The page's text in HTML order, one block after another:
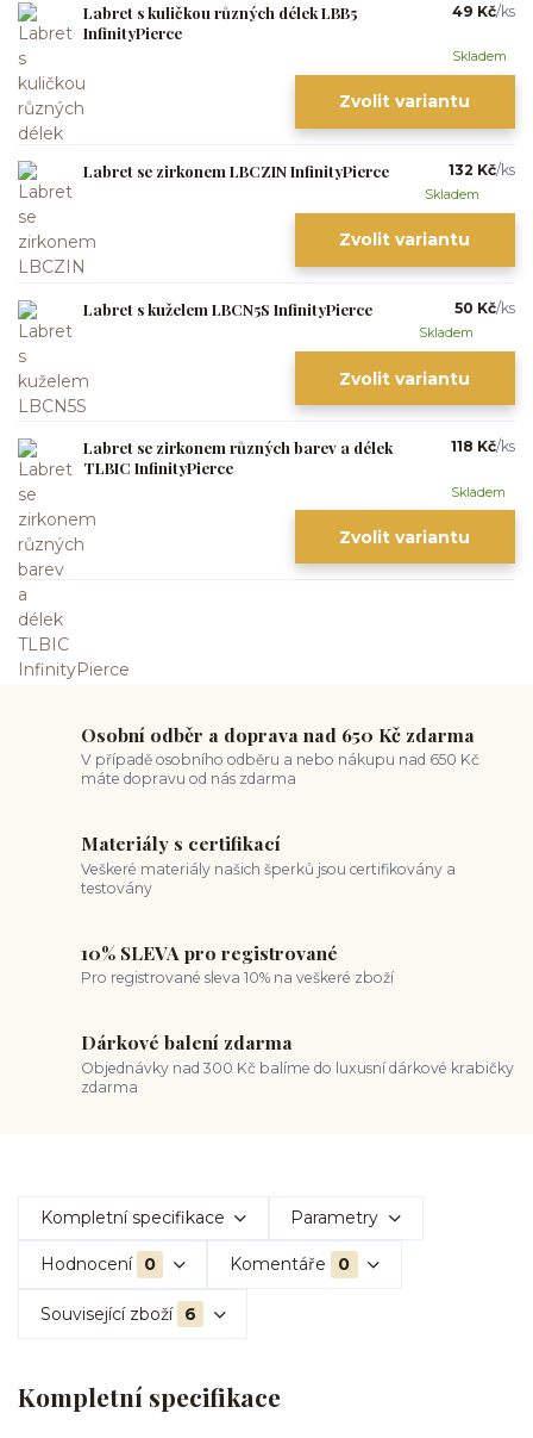
Labret s kuličkou různých délek LBB5
InfinityPierce
49 Kč/ks
Skladem
Zvolit variantu
Labret se zirkonem LBCZIN InfinityPierce 132 Kč/ks
Skladem
Zvolit variantu
Labret s kuželem LBCN5S InfinityPierce 50 Kč/ks
Skladem
Zvolit variantu
Labret se zirkonem různých barev a délek
TLBIC InfinityPierce
118 Kč/ks
Skladem
Zvolit variantu
Osobní odběr a doprava nad 650 Kč zdarma
V případě osobního odběru a nebo nákupu nad 650 Kč
máte dopravu od nás zdarma
Materiály s certifikací
Veškeré materiály našich šperků jsou certifikovány a
testovány
10% SLEVA pro registrované
Pro registrované sleva 10% na veškeré zboží
Dárkové balení zdarma
Objednávky nad 300 Kč balíme do luxusní dárkové krabičky
zdarma
Kompletní specifikace Parametry
Hodnocení 0 Komentáře 0
Související zboží 6
Kompletní specifikace